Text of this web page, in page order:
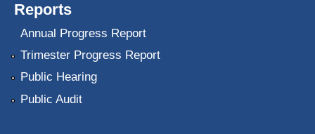
Reports
Annual Progress Report
Trimester Progress Report
Public Hearing
Public Audit